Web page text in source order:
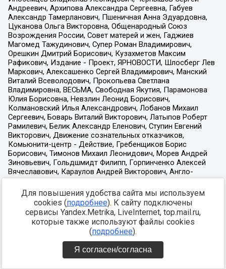
Для повышения удобства сайта мы используем
cookies (подробнее). К сайту подключены
сервисы Yandex.Metrika, LiveInternet, top.mail.ru,
которые также используют файлы cookies
(подробнее).
Я согласен/согласна